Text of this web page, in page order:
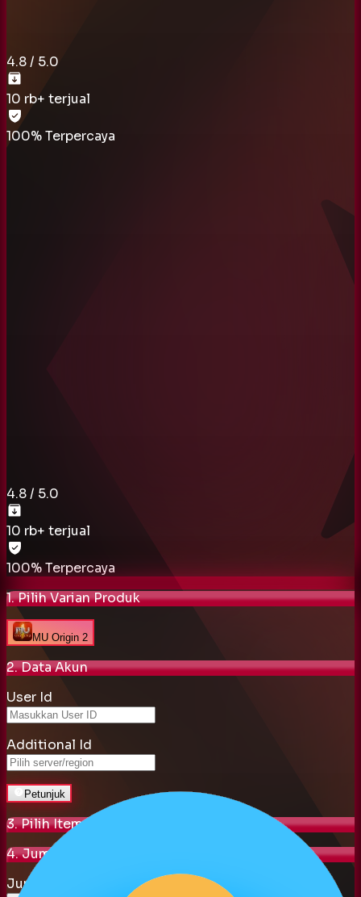
4.8/ 5.0
10 rb+ terjual
100% Terpercaya
4.8/ 5.0
10 rb+ terjual
100% Terpercaya
1. Pilih Varian Produk
MU Origin 2
2. Data Akun
User Id
Additional Id
Petunjuk
3. Pilih Item
4. Jumlah Pembelian
Jumlah Pembelian